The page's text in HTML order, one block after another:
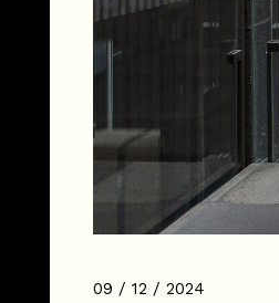
09 / 12 / 2024